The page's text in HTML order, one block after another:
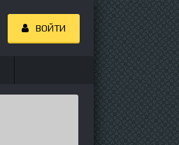
ВОЙТИ